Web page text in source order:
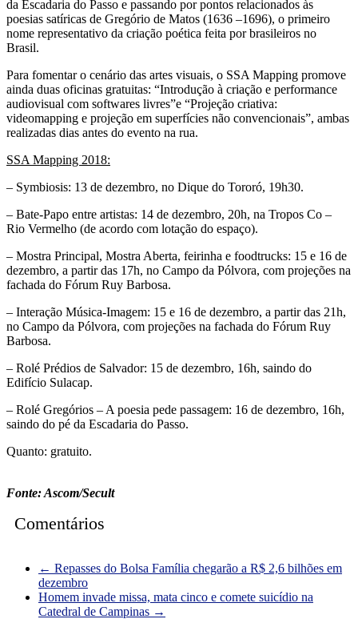
da Escadaria do Passo e passando por pontos relacionados às
poesias satíricas de Gregório de Matos (1636 –1696), o primeiro
nome representativo da criação poética feita por brasileiros no
Brasil.
Para fomentar o cenário das artes visuais, o SSA Mapping promove
ainda duas oficinas gratuitas: “Introdução à criação e performance
audiovisual com softwares livres”e “Projeção criativa:
videomapping e projeção em superfícies não convencionais”, ambas
realizadas dias antes do evento na rua.
SSA Mapping 2018:
– Symbiosis: 13 de dezembro, no Dique do Tororó, 19h30.
– Bate-Papo entre artistas: 14 de dezembro, 20h, na Tropos Co –
Rio Vermelho (de acordo com lotação do espaço).
– Mostra Principal, Mostra Aberta, feirinha e foodtrucks: 15 e 16 de
dezembro, a partir das 17h, no Campo da Pólvora, com projeções na
fachada do Fórum Ruy Barbosa.
– Interação Música-Imagem: 15 e 16 de dezembro, a partir das 21h,
no Campo da Pólvora, com projeções na fachada do Fórum Ruy
Barbosa.
– Rolé Prédios de Salvador: 15 de dezembro, 16h, saindo do
Edifício Sulacap.
– Rolé Gregórios – A poesia pede passagem: 16 de dezembro, 16h,
saindo do pé da Escadaria do Passo.
Quanto: gratuito.
Fonte: Ascom/Secult
Comentários
← Repasses do Bolsa Família chegarão a R$ 2,6 bilhões em
dezembro
Homem invade missa, mata cinco e comete suicídio na
Catedral de Campinas →